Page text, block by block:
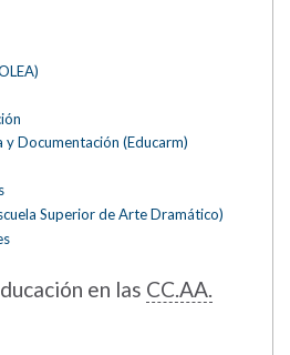
y Documentación (Educarm)
Superior de Arte Dramático)
en las CC.AA.